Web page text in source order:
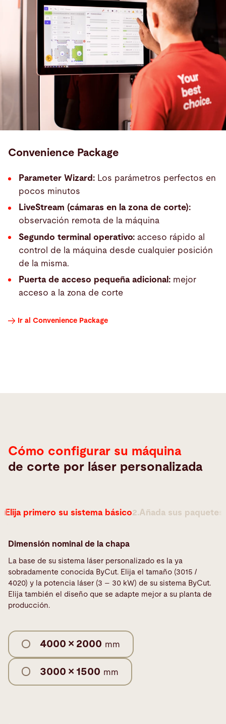
Convenience Package
Parameter Wizard: Los parámetros perfectos en
pocos minutos
LiveStream (cámaras en la zona de corte):
observación remota de la máquina
Segundo terminal operativo:acceso rápido al
control de la máquina desde cualquier posición
de la misma.
Puerta de acceso pequeña adicional:mejor
acceso a la zona de corte
Ir al Convenience Package
Cómo configurar su máquina
de corte por láser personalizada
1.Elija primero su sistema básico2.Añada sus
Dimensión nominal de la chapa
La base de su sistema láser personalizado es la ya
sobradamente conocida ByCut. Elija el tamaño (3015 /
4020) y la potencia láser (3 – 30 kW) de su sistema ByCut.
Elija también el diseño que se adapte mejor a su planta de
producción.
4000 × 2000 mm
3000 × 1500 mm